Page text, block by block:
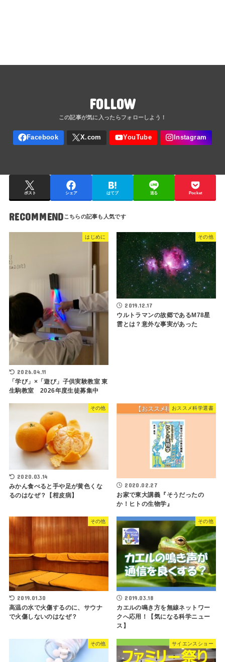
FOLLOW
ポスト シェア はてブ 送る Pocket
RECOMMEND
はじめに
2026.04.11
「学び」×「遊び」子供実験教室 東
生駒教室 2026年度生徒募集中
その他
2019.12.17
ウルトラマンの故郷であるM78星
雲とは？意外な事実があった
その他
2020.03.14
みかん食べると手や足が黄色くな
るのはなぜ？【柑皮病】
おススメ科学選書
2020.02.27
お家で東大講義『そうだったの
か！ヒトの生物学』
その他
2019.01.30
高温の水で火傷するのに、サウナ
で火傷しないのはなぜ？
その他
2019.03.18
カエルの鳴き方を無線ネットワー
クへ応用！【気になる科学ニュー
ス】
その他 サイエンスショー